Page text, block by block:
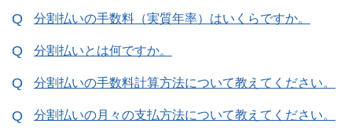
分割払いの手数料（実質年率）はいくらですか。
分割払いとは何ですか。
分割払いの手数料計算方法について教えてください。
分割払いの月々の支払方法について教えてください。